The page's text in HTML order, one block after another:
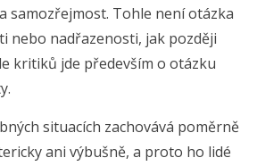
samozřejmost. Tohle není otázka
nebo nadřazenosti, jak později
kritiků jde především o otázku
situacích zachovává poměrně
ani výbušně, a proto ho lidé